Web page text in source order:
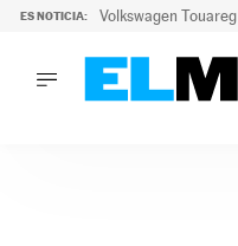
ES NOTICIA: Volkswagen Touareg